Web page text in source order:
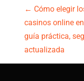
P
o
s
← Cómo elegir
casinos online
guía práctica,
actualizada